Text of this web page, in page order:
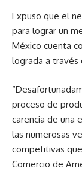
Expuso que el
para lograr un
México cuenta
lograda a través
proceso de
carencia de una
las numerosas
competitivas
Comercio de